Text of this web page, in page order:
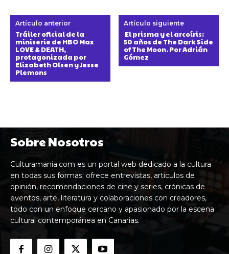
Artículo anterior
Tráiler oficial de la
miniserie de HBO Max
LOVE & DEATH,
protagonizada por
Elizabeth Olsen y Jesse
Plemons
Artículo siguiente
El prisma y el arcoíris:
50 años de The Dark Side
of The Moon. Por Adrián
Gómez
Sobre Nosotros
Culturamania.com es un portal web dedicado a la cultura
en todas sus formas: ofrece entrevistas, artículos de
opinión, recomendaciones de cine y series, crónicas de
eventos, arte, literatura y colaboraciones con creadores,
todo con un enfoque cercano y apasionado por la escena
cultural contemporánea en Canarias.